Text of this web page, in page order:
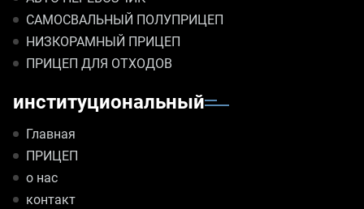
САМОСВАЛЬНЫЙ ПОЛУПРИЦЕП
НИЗКОРАМНЫЙ ПРИЦЕП
ПРИЦЕП ДЛЯ ОТХОДОВ
институциональный
Главная
ПРИЦЕП
о нас
контакт